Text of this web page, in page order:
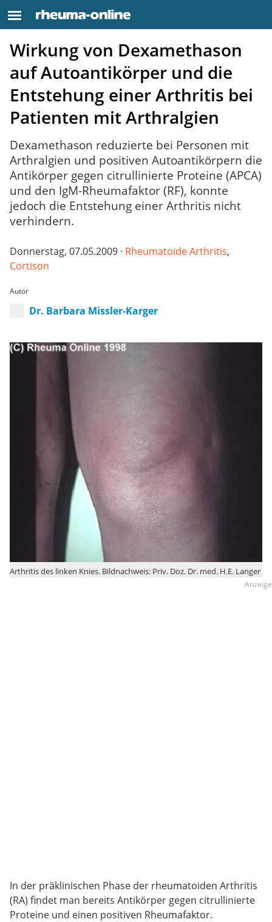
Wirkung von Dexamethason
auf Autoantikörper und die
Entstehung einer Arthritis bei
Patienten mit Arthralgien
Dexamethason reduzierte bei Personen mit
Arthralgien und positiven Autoantikörpern die
Antikörper gegen citrullinierte Proteine (APCA)
und den IgM-Rheumafaktor (RF), konnte
jedoch die Entstehung einer Arthritis nicht
verhindern.
Donnerstag, 07.05.2009 · Rheumatoide Arthritis,
Cortison
Autor
Dr. Barbara Missler-Karger
Arthritis des linken Knies. Bildnachweis: Priv. Doz. Dr. med. H.E. Langer
In der präklinischen Phase der rheumatoiden Arthritis
(RA) findet man bereits Antikörper gegen citrullinierte
Proteine und einen positiven Rheumafaktor.